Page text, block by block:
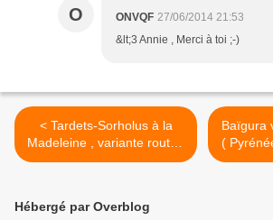
O ONVQF 27/06/2014 21:53
&lt;3 Annie , Merci à toi ;-)
< Tardets-Sorholus à la
Madeleine , variante route ,
Tardets-Sorholus (
Baïgura
(
Hébergé par Overblog